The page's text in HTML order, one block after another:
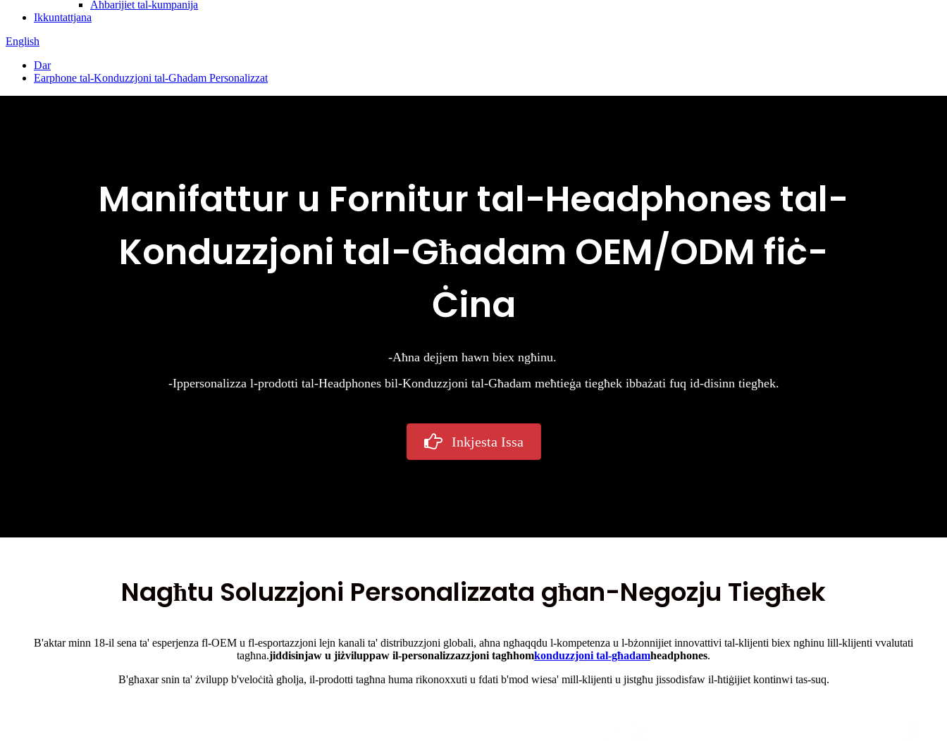
Aħbarijiet tal-kumpanija
Ikkuntattjana
English
Dar
Earphone tal-Konduzzjoni tal-Għadam Personalizzat
Manifattur u Fornitur tal-Headphones tal-
Konduzzjoni tal-Għadam OEM/ODM fiċ-
Ċina
-Aħna dejjem hawn biex ngħinu.
-Ippersonalizza l-prodotti tal-Headphones bil-Konduzzjoni tal-Għadam meħtieġa tiegħek ibbażati fuq id-disinn tiegħek.
Inkjesta Issa
Nagħtu Soluzzjoni Personalizzata għan-Negozju Tiegħek
B'aktar minn 18-il sena ta' esperjenza fl-OEM u fl-esportazzjoni lejn kanali ta' distribuzzjoni globali, aħna ngħaqqdu l-kompetenza u l-bżonnijiet innovattivi tal-klijenti biex ngħinu lill-klijenti vvalutati
tagħna.jiddisinjaw u jiżviluppaw il-personalizzazzjoni tagħhomkonduzzjoni tal-għadamheadphones.
B'għaxar snin ta' żvilupp b'veloċità għolja, il-prodotti tagħna huma rikonoxxuti u fdati b'mod wiesa' mill-klijenti u jistgħu jissodisfaw il-ħtiġijiet kontinwi tas-suq.